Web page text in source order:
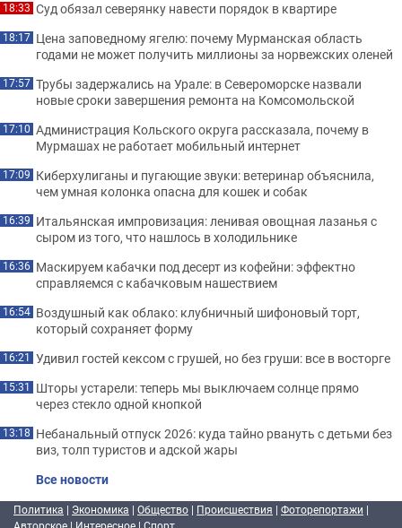
18:33 Суд обязал северянку навести порядок в квартире
18:17 Цена заповедному ягелю: почему Мурманская область
годами не может получить миллионы за норвежских оленей
17:57 Трубы задержались на Урале: в Североморске назвали
новые сроки завершения ремонта на Комсомольской
17:10 Администрация Кольского округа рассказала, почему в
Мурмашах не работает мобильный интернет
17:09 Киберхулиганы и пугающие звуки: ветеринар объяснила,
чем умная колонка опасна для кошек и собак
16:39 Итальянская импровизация: ленивая овощная лазанья с
сыром из того, что нашлось в холодильнике
16:36 Маскируем кабачки под десерт из кофейни: эффектно
справляемся с кабачковым нашествием
16:54 Воздушный как облако: клубничный шифоновый торт,
который сохраняет форму
16:21 Удивил гостей кексом с грушей, но без груши: все в восторге
15:31 Шторы устарели: теперь мы выключаем солнце прямо
через стекло одной кнопкой
13:18 Небанальный отпуск 2026: куда тайно рвануть с детьми без
виз, толп туристов и адской жары
Все новости
Политика | Экономика | Общество | Происшествия | Фоторепортажи |